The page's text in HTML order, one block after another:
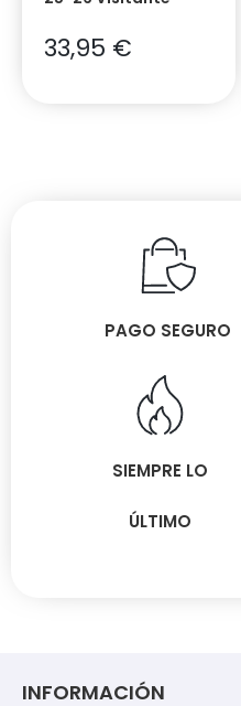
33,95 €
PAGO SEGURO
SIEMPRE LO
ÚLTIMO
INFORMACIÓN